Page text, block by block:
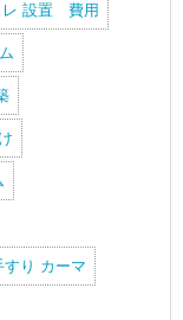
レ 設置 費用
すり カーマ